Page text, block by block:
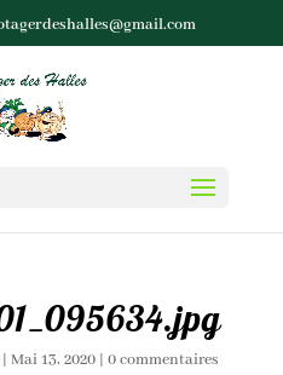
| Mai 13, 2020| 0 commentaires